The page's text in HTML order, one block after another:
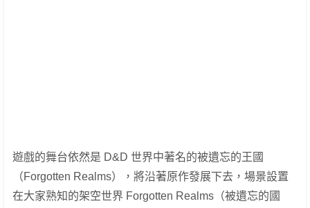
遊戲的舞台依然是 D&D 世界中著名的被遺忘的王國
（Forgotten Realms），將沿著原作發展下去，場景設置
在大家熟知的架空世界 Forgotten Realms（被遺忘的國